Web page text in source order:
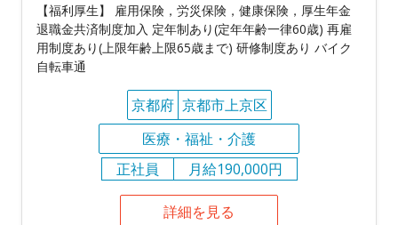
【福利厚生】 雇用保険，労災保険，健康保険，厚生年金
退職金共済制度加入 定年制あり(定年年齢一律60歳) 再雇
用制度あり(上限年齢上限65歳まで) 研修制度あり バイク
自転車通
京都府 京都市上京区
医療・福祉・介護
正社員
月給190,000円
詳細を見る